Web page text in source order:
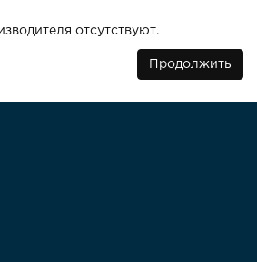
отсутствуют.
Продолжить